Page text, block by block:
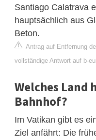
Santiago Calatrava
hauptsächlich aus
Beton.
Antrag auf Entfernung
vollständige Antwort auf b-
Welches Land
Bahnhof?
Im Vatikan gibt es
Ziel anfährt: Die